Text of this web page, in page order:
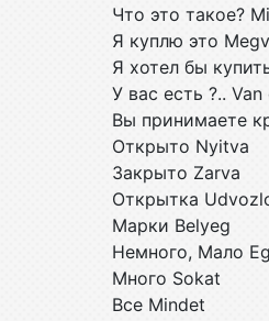
Что это такое?
Я куплю это
Я хотел бы
У вас есть ?..
Вы принимаете
Открыто Nyitva
Закрыто Zarva
Открытка
Марки Belyeg
Немного, Мало
Много Sokat
Все Mindet